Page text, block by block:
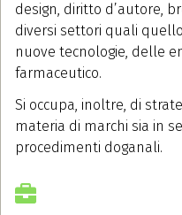
design, diritto d’autore,
diversi settori quali
nuove tecnologie, delle
farmaceutico.
Si occupa, inoltre, di
materia di marchi sia in
procedimenti doganali.